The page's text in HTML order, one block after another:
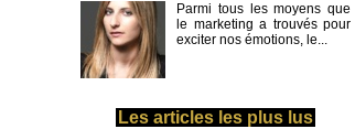
Parmi tous les moyens que
le marketing a trouvés pour
exciter nos émotions, le...
Les articles les plus lus